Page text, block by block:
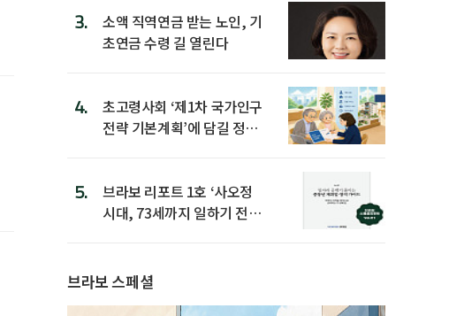
3.
소액 직역연금 받는 노인, 기
초연금 수령 길 열린다
4.
초고령사회 ‘제1차 국가인구
전략 기본계획’에 담길 정책
5.
브라보 리포트 1호 ‘사오정
시대, 73세까지 일하기 전략’
브라보 스페셜